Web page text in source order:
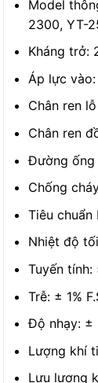
Model
2300, YT-
Kháng trở:
Áp lực
Chân ren
Chân ren
Đường ống
Chống
Tiêu chuẩn
Nhiệt độ
Tuyến tính:
Trễ: ± 1%
Độ nhạy: ±
Lượng khí
Lưu lượng